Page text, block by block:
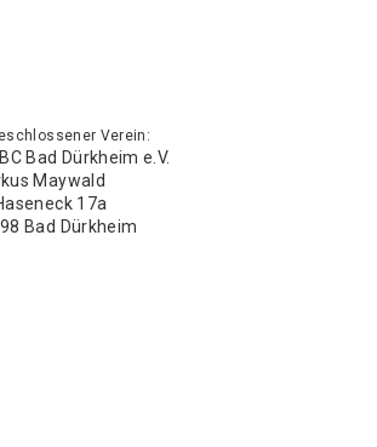
Verein:
Bad Dürkheim e.V.
Maywald
17a
Bad Dürkheim